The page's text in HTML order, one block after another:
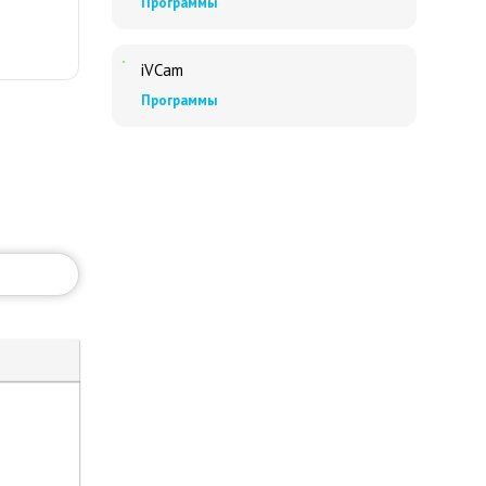
iVCam
Программы